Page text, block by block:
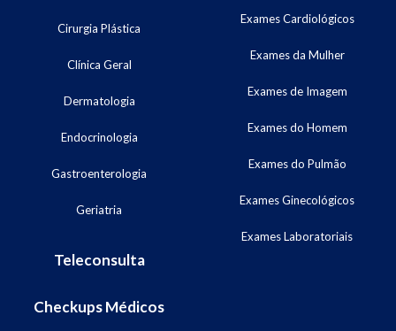
Cirurgia Plástica
Clínica Geral
Dermatologia
Endocrinologia
Gastroenterologia
Geriatria
Teleconsulta
Exames Cardiológicos
Exames da Mulher
Exames de Imagem
Exames do Homem
Exames do Pulmão
Exames Ginecológicos
Exames Laboratoriais
Checkups Médicos